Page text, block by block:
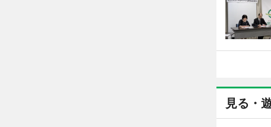
見る・